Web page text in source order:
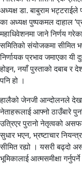
अध्यक्ष डा. बाबुराम
का अध्यक्ष पुष्पकमल दाहाल
महाधिवेशनमा जाने निर्णय
समितिको संयोजकमा सीमित
निर्णायक प्रभाव जमाएका यी
होइन, नयाँ पुस्ताको दबाब र
पनि हो ।
हालैको जेनजी आन्दोलनले
नेताहरूलाई आफ्नो ठाउँबारे
उत्रिएर पुरानो नेतृत्वको
सुधार भएन, भ्रष्टाचार
सीमित रह्यो । यसरी बढ्दो
भूमिकालाई आत्मसमीक्षा